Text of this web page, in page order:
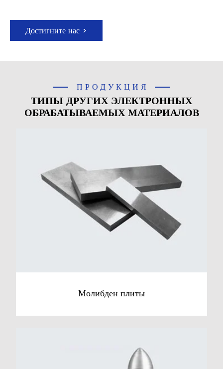
Достигните нас >
ПРОДУКЦИЯ
ТИПЫ ДРУГИХ ЭЛЕКТРОННЫХ
ОБРАБАТЫВАЕМЫХ МАТЕРИАЛОВ
Молибден плиты